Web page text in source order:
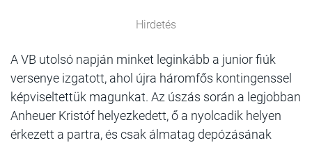
Hirdetés
A VB utolsó napján minket leginkább a junior fiúk
versenye izgatott, ahol újra háromfős kontingenssel
képviseltettük magunkat. Az úszás során a legjobban
Anheuer Kristóf helyezkedett, ő a nyolcadik helyen
érkezett a partra, és csak álmatag depózásának